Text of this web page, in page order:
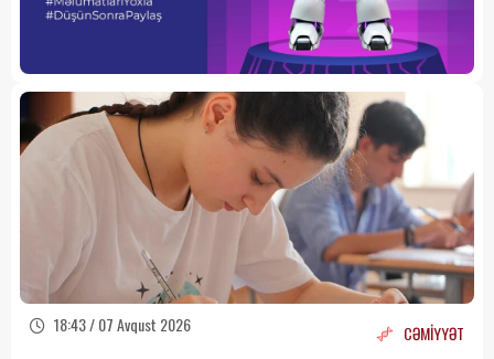
18:43 / 07 Avqust 2026 CƏMİYYƏT